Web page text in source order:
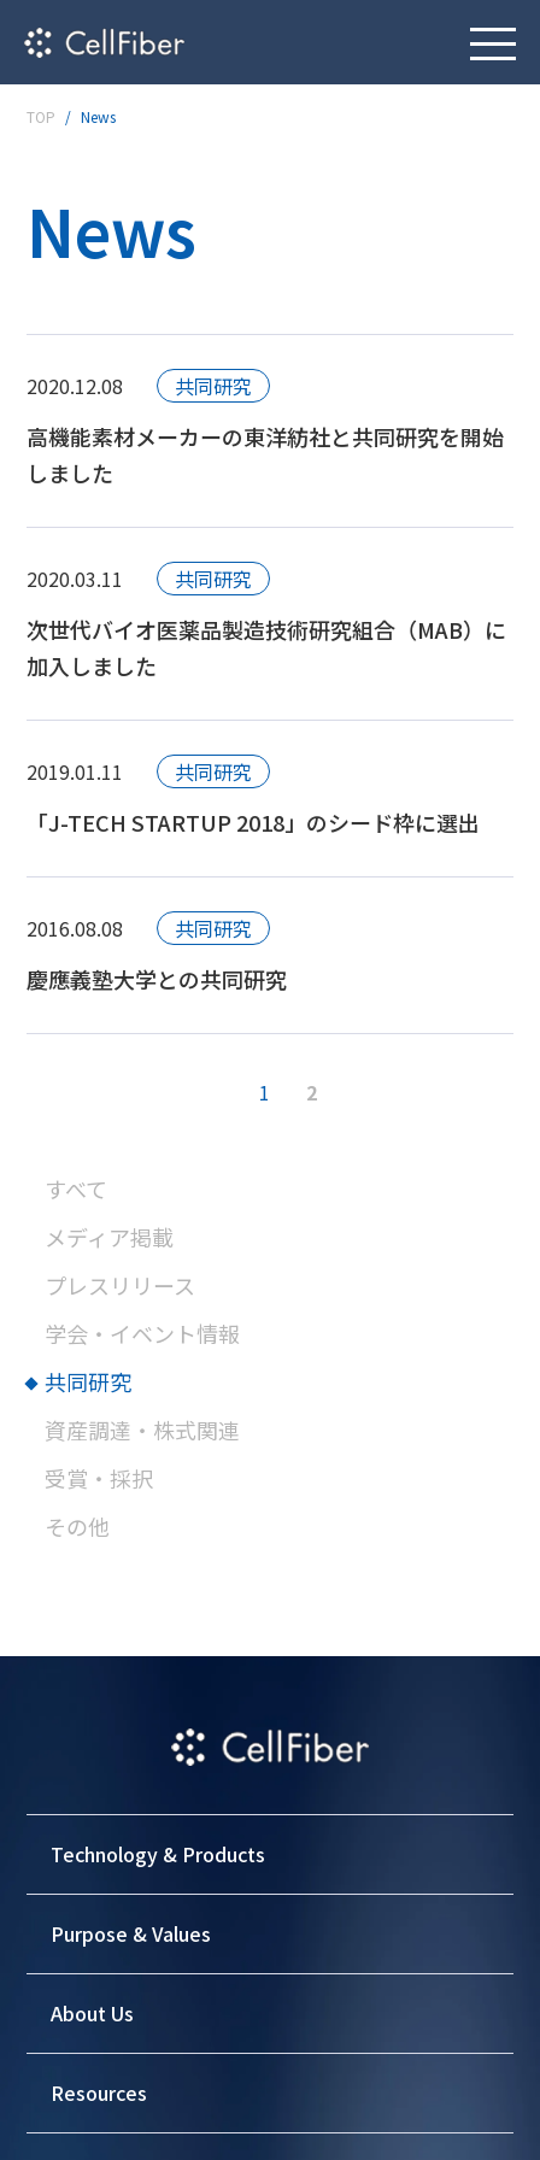
TOP News
News
2020.12.08 共同研究
高機能素材メーカーの東洋紡社と共同研究を開始
しました
2020.03.11 共同研究
次世代バイオ医薬品製造技術研究組合（MAB）に
加入しました
2019.01.11 共同研究
「J-TECH STARTUP 2018」のシード枠に選出
2016.08.08 共同研究
慶應義塾大学との共同研究
1 2
すべて
メディア掲載
プレスリリース
学会・イベント情報
共同研究
資産調達・株式関連
受賞・採択
その他
Technology & Products
Purpose & Values
About Us
Resources